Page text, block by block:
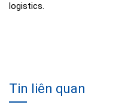
logistics.
Tin liên quan